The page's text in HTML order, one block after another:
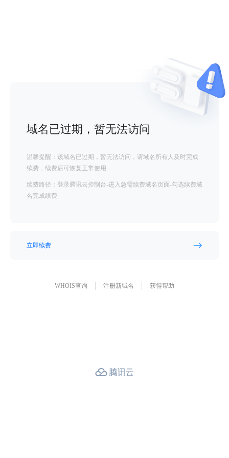
域名已过期，暂无法访问
温馨提醒：该域名已过期，暂无法访问，请域名所有人及时完成
续费，续费后可恢复正常使用
续费路径：登录腾讯云控制台-进入急需续费域名页面-勾选续费域
名完成续费
立即续费
WHOIS查询 注册新域名 获得帮助